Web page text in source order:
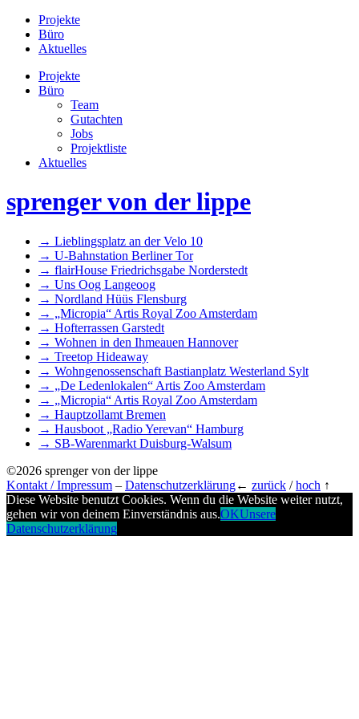
Projekte
Büro
Aktuelles
Projekte
Büro
Team
Gutachten
Jobs
Projektliste
Aktuelles
sprenger von der lippe
→ Lieblingsplatz an der Velo 10
→ U-Bahnstation Berliner Tor
→ flairHouse Friedrichsgabe Norderstedt
→ Uns Oog Langeoog
→ Nordland Hüüs Flensburg
→ „Micropia“ Artis Royal Zoo Amsterdam
→ Hofterrassen Garstedt
→ Wohnen in den Ihmeauen Hannover
→ Treetop Hideaway
→ Wohngenossenschaft Bastianplatz Westerland Sylt
→ „De Ledenlokalen“ Artis Zoo Amsterdam
→ „Micropia“ Artis Royal Zoo Amsterdam
→ Hauptzollamt Bremen
→ Hausboot „Radio Yerevan“ Hamburg
→ SB-Warenmarkt Duisburg-Walsum
©2026 sprenger von der lippe
Kontakt / Impressum – Datenschutzerklärung← zurück /hoch ↑
Diese Website benutzt Cookies. Wenn du die Website weiter nutzt,
gehen wir von deinem Einverständnis aus.OKUnsere
Datenschutzerklärung